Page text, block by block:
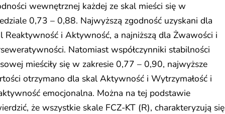
wewnętrznej każdej ze skal mieści się w
0,73 – 0,88. Najwyższą zgodność uzyskani dla
Reaktywność i Aktywność, a najniższą dla Żwawości i
Natomiast współczynniki stabilności
mieściły się w zakresie 0,77 – 0,90, najwyższe
otrzymano dla skal Aktywność i Wytrzymałość i
emocjonalna. Można na tej podstawie
że wszystkie skale FCZ-KT (R), charakteryzują się